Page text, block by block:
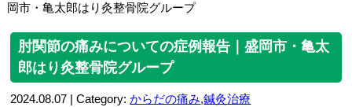
岡市・亀太郎はり灸整骨院グループ
肘関節の痛みについての症例報告｜盛岡市・亀太
郎はり灸整骨院グループ
2024.08.07 | Category:からだの痛み,鍼灸治療